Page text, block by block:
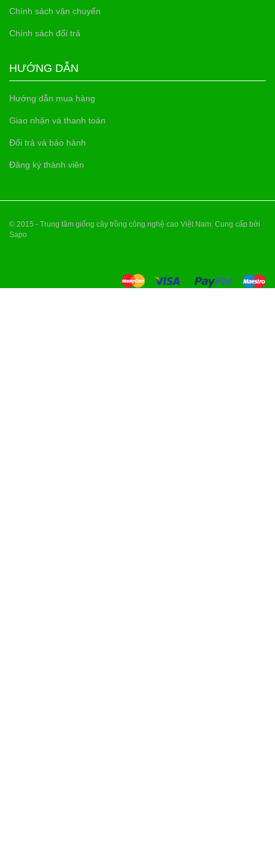
Chính sách vận chuyển
Chính sách đổi trả
HƯỚNG DẪN
Hướng dẫn mua hàng
Giao nhận và thanh toán
Đổi trả và bảo hành
Đăng ký thành viên
© 2015 - Trung tâm giống cây trồng công nghệ cao Việt Nam. Cung cấp bởi
Sapo